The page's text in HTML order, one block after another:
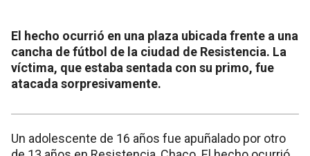
El hecho ocurrió en una plaza ubicada frente a una
cancha de fútbol de la ciudad de Resistencia. La
víctima, que estaba sentada con su primo, fue
atacada sorpresivamente.
Un adolescente de 16 años fue apuñalado por otro